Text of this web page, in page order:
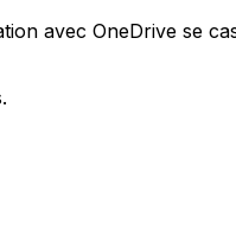
avec OneDrive se